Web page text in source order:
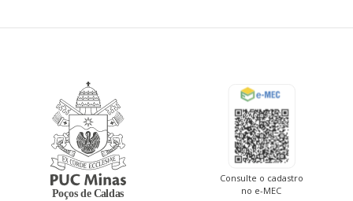
Consulte o cadastro
no e-MEC